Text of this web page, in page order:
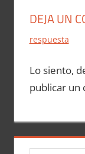
DEJA UN
respuesta
Lo siento,
publicar un